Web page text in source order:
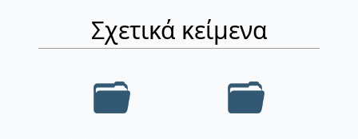
Σχετικά κείμενα